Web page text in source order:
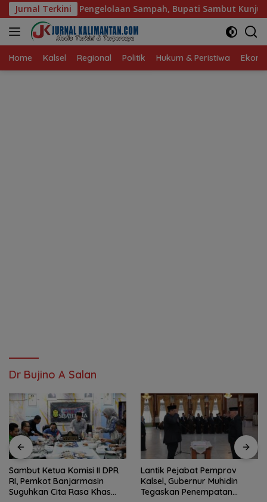
Langsung
ke
konten
Jurnal Terkini
Sampah, Bupati Sambut Kunjungan Istri Menteri LH
Home Kalsel Regional Politik Hukum & Peristiwa
Dr Bujino A Salan
Sambut Ketua Komisi II DPR
RI, Pemkot Banjarmasin
Suguhkan Cita Rasa Khas
Lantik Pejabat Pemprov
Kalsel, Gubernur Muhidin
Tegaskan Penempatan